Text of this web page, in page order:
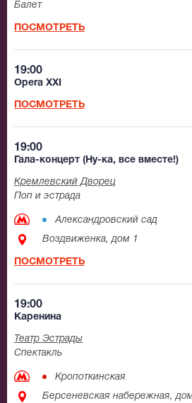
Балет
ПОСМОТРЕТЬ
19:00
Opera XXI
ПОСМОТРЕТЬ
19:00
Гала-концерт (Ну-ка, все вместе!)
Кремлевский Дворец
Поп и эстрада
Александровский сад
Воздвиженка, дом 1
ПОСМОТРЕТЬ
19:00
Каренина
Театр Эстрады
Спектакль
Кропоткинская
Берсеневская набережная,